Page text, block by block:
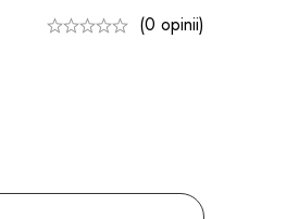
(0 opinii)